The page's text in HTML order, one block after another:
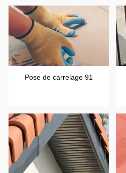
Pose de carrelage 91